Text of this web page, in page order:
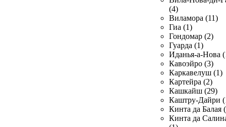
(4)
Виламора (11)
Гиа (1)
Гондомар (2)
Гуарда (1)
Иданья-а-Нова
Кавоэйро (3)
Каркавелуш (1)
Картейра (2)
Кашкайш (29)
Каштру-Дайри
Кинта да Балая
Кинта да